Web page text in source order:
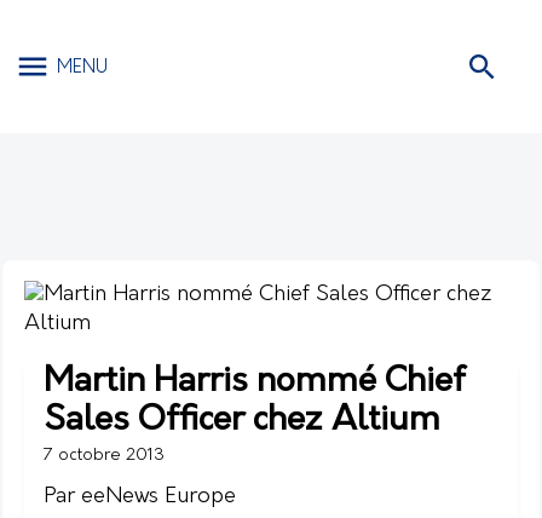
MENU
Martin Harris nommé Chief
Sales Officer chez Altium
7 octobre 2013
Par eeNews Europe